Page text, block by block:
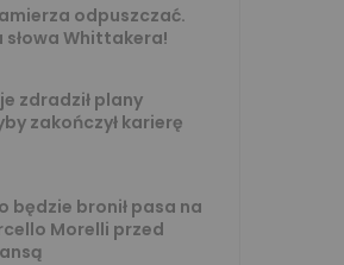
odpuszczać.
słowa Whittakera!
zdradził plany
zakończył karierę
będzie bronił pasa na
Morelli przed